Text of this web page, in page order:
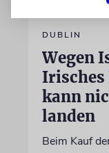
DUBLIN
Wegen
Irisches
kann
landen
Beim Kauf